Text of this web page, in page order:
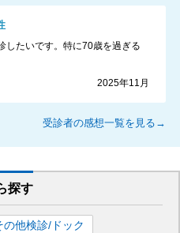
したいです。特に70歳を過ぎる
2025年11月
受診者の感想一覧を見る→
探す
の他検診/ドック